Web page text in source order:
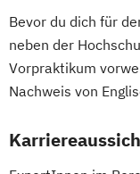
Bevor du dich für
neben der
Vorpraktikum
Nachweis von